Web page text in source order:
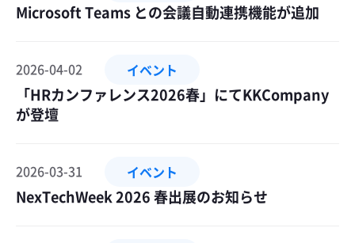
Microsoft Teams との会議自動連携機能が追加
2026-04-02 イベント
「HRカンファレンス2026春」にてKKCompany
が登壇
2026-03-31 イベント
NexTechWeek 2026 春出展のお知らせ